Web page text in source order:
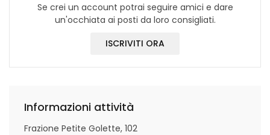
Se crei un account potrai seguire amici e dare
un'occhiata ai posti da loro consigliati.
ISCRIVITI ORA
Informazioni attività
Frazione Petite Golette, 102